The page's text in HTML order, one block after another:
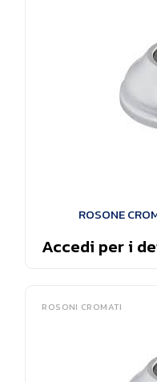
ROSONE
Accedi per i
ROSONI CROMATI